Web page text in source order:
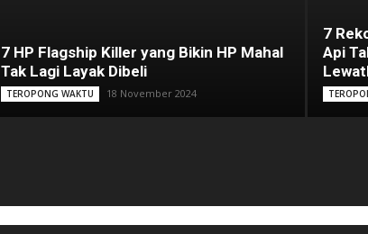
7 HP Flagship Killer yang Bikin HP Mahal
Tak Lagi Layak Dibeli
TEROPONG WAKTU 18 November 2024
7
Api